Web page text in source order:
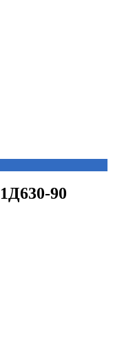
90